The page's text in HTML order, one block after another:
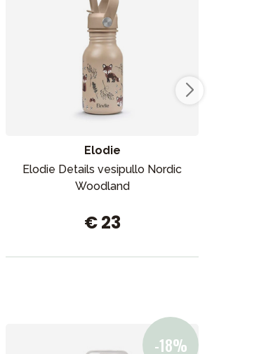
Elodie
Elodie Details vesipullo Nordic
Woodland
€ 23